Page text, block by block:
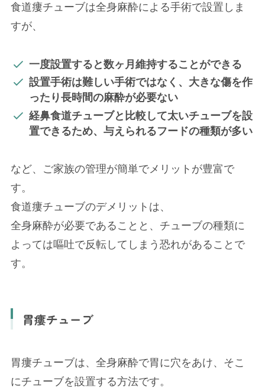
食道瘻チューブは全身麻酔による手術で設置しま
すが、
一度設置すると数ヶ月維持することができる
設置手術は難しい手術ではなく、大きな傷を作
ったり長時間の麻酔が必要ない
経鼻食道チューブと比較して太いチューブを設
置できるため、与えられるフードの種類が多い
など、ご家族の管理が簡単でメリットが豊富で
す。
食道瘻チューブのデメリットは、
全身麻酔が必要であることと、チューブの種類に
よっては嘔吐で反転してしまう恐れがあることで
す。
胃瘻チューブ
胃瘻チューブは、全身麻酔で胃に穴をあけ、そこ
にチューブを設置する方法です。